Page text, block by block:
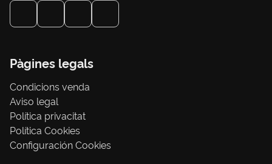
Pàgines legals
Condicions venda
Aviso legal
Política privacitat
Política Cookies
Configuración Cookies